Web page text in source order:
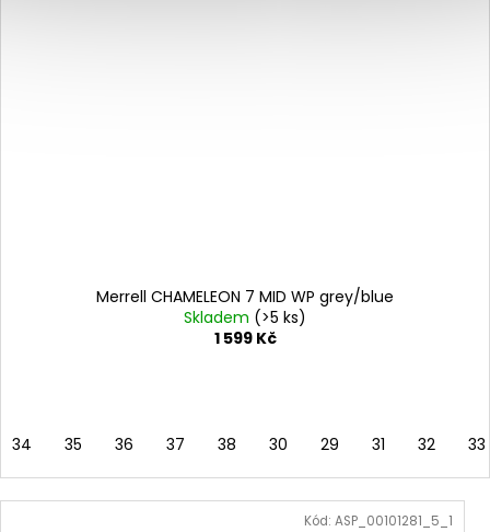
Merrell CHAMELEON 7 MID WP grey/blue
Skladem (>5 ks)
1 599 Kč
34 35 36 37 38 30 29 31 32 33
Kód: ASP_00101281_5_1